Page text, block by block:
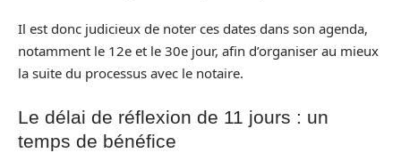
Il est donc judicieux de noter ces dates dans son agenda,
notamment le 12e et le 30e jour, afin d’organiser au mieux
la suite du processus avec le notaire.
Le délai de réflexion de 11 jours : un
temps de bénéfice